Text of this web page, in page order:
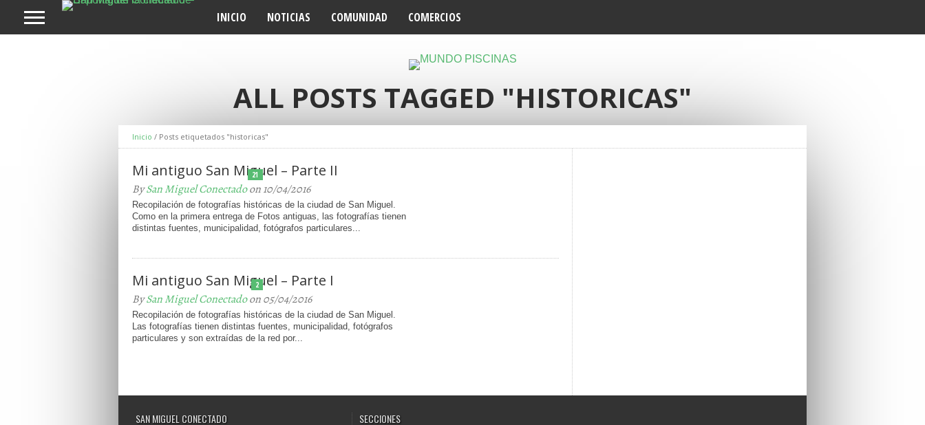
INICIO NOTICIAS COMUNIDAD COMERCIOS
ALL POSTS TAGGED "HISTORICAS"
Inicio / Posts etiquetados "historicas"
21
Mi antiguo San Miguel – Parte II
BySan Miguel Conectadoon 10/04/2016
Recopilación de fotografías históricas de la ciudad de San Miguel.
Como en la primera entrega de Fotos antiguas, las fotografías tienen
distintas fuentes, municipalidad, fotógrafos particulares...
2
Mi antiguo San Miguel – Parte I
BySan Miguel Conectadoon 05/04/2016
Recopilación de fotografías históricas de la ciudad de San Miguel.
Las fotografías tienen distintas fuentes, municipalidad, fotógrafos
particulares y son extraídas de la red por...
SAN MIGUEL CONECTADO SECCIONES